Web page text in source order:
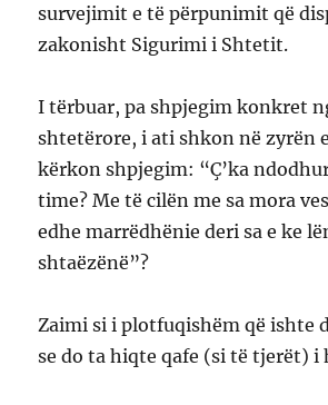
survejimit e të përpunimit që
zakonisht Sigurimi i Shtetit.
I tërbuar, pa shpjegim konkret
shtetërore, i ati shkon në zyrën
kërkon shpjegim: “Ç’ka
time? Me të cilën me sa mora
edhe marrëdhënie deri sa e ke
shtaëzënë”?
Zaimi si i plotfuqishëm që ishte
se do ta hiqte qafe (si të tjerët) i